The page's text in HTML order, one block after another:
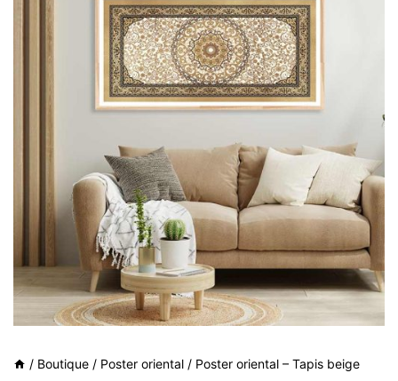
/ Boutique / Poster oriental / Poster oriental – Tapis beige